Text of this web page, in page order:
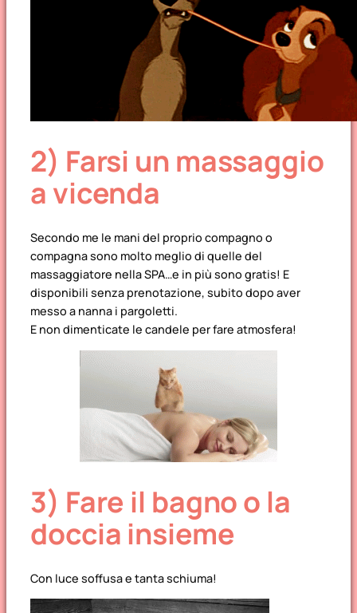
2) Farsi un massaggio
a vicenda
Secondo me le mani del proprio compagno o
compagna sono molto meglio di quelle del
massaggiatore nella SPA…e in più sono gratis! E
disponibili senza prenotazione, subito dopo aver
messo a nanna i pargoletti.
E non dimenticate le candele per fare atmosfera!
3) Fare il bagno o la
doccia insieme
Con luce soffusa e tanta schiuma!